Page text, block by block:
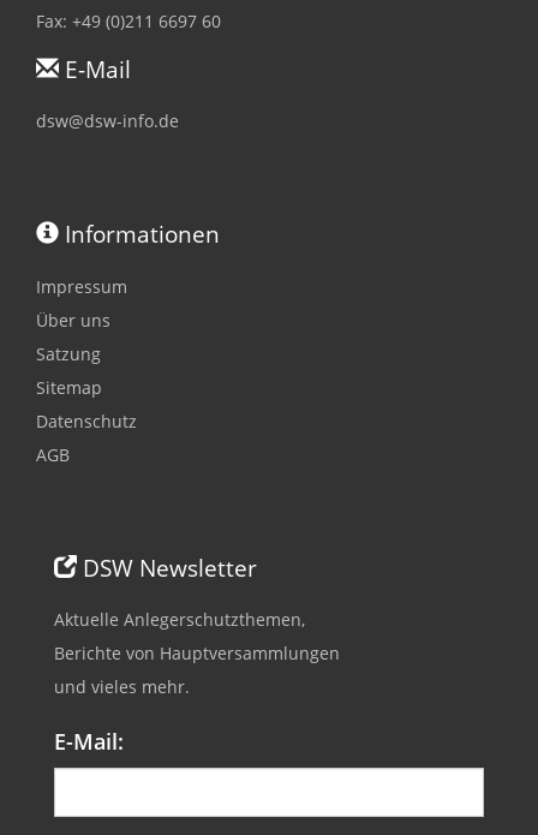
Fax: +49 (0)211 6697 60
E-Mail
dsw@dsw-info.de
Informationen
Impressum
Über uns
Satzung
Sitemap
Datenschutz
AGB
DSW Newsletter
Aktuelle Anlegerschutzthemen,
Berichte von Hauptversammlungen
und vieles mehr.
E-Mail: